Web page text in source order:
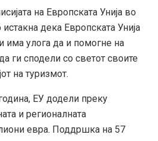
на Европската Унија во
дека Европската Унија
има улога да и помогне на
ги сподели со светот своите
на туризмот.
ЕУ додели преку
и регионалната
евра. Поддршка на 57